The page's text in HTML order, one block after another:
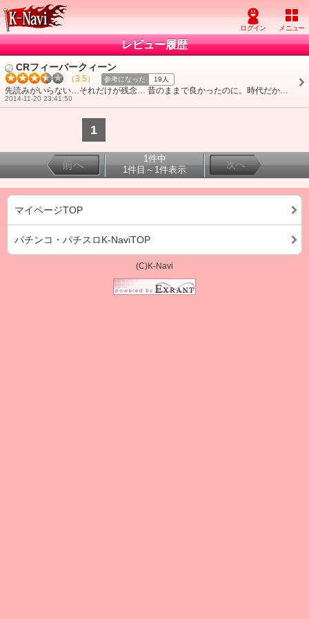
レビュー履歴
CRフィーバークィーン
（3.5） 参考になった 19人
先読みがいらない…それだけが残念… 昔のままで良かったのに。時代だから仕方ないのかな? 先読みなくても当たるからまだいいかな? ブランクがなく・・・
2014-11-20 23:41:50
1
前へ
1件中
1件目～1件表示
次へ
マイページTOP
パチンコ・パチスロK-NaviTOP
(C)K-Navi